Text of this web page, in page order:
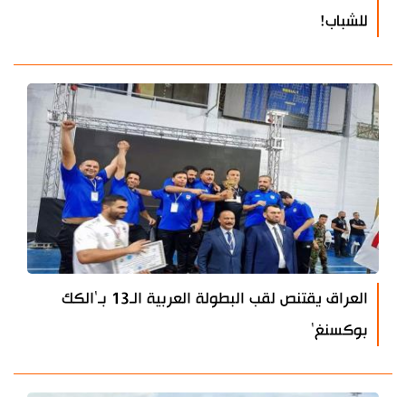
للشباب!
العراق يقتنص لقب البطولة العربية الـ13 بـ'الكك
بوكسنغ'